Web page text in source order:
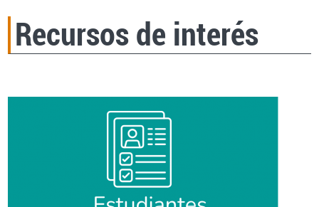
Recursos de interés